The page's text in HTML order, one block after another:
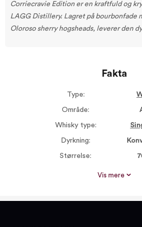
Corriecravie Edition er en kraftfuld og
LAGG Distillery. Lagret på bourbonfade
Oloroso sherry hogsheads, leverer den
Fakta
Type:
Område:
Whisky type:
Dyrkning:
Størrelse:
Proptype:
Vis mere